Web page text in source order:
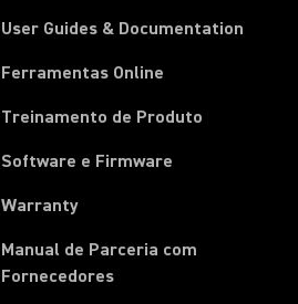
User Guides & Documentation
Ferramentas Online
Treinamento de Produto
Software e Firmware
Warranty
Manual de Parceria com
Fornecedores(Opens in a new tab)